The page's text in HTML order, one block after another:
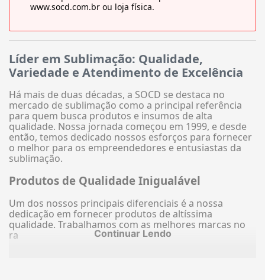
www.socd.com.br ou loja física.
Líder em Sublimação: Qualidade,
Variedade e Atendimento de Excelência
Há mais de duas décadas, a SOCD se destaca no
mercado de sublimação como a principal referência
para quem busca produtos e insumos de alta
qualidade. Nossa jornada começou em 1999, e desde
então, temos dedicado nossos esforços para fornecer
o melhor para os empreendedores e entusiastas da
sublimação.
Produtos de Qualidade Inigualável
Um dos nossos principais diferenciais é a nossa
dedicação em fornecer produtos de altíssima
qualidade. Trabalhamos com as melhores marcas no
ra
Continuar Lendo